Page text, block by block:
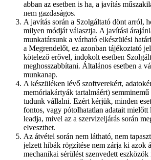
abban az esetben is ha, a javítás
nem gazdaságos.
A javítás során a Szolgáltató dönt arról,
milyen módját választja. A javítási
munkatársunk a várható elkészülési
a Megrendelőt, ez azonban tájékoztató
kötelező erővel, indokolt esetben
meghosszabbítani. Általános esetben a
munkanap.
A készüléken lévő szoftverekért,
memóriakártyák tartalmáért) semminemű
tudunk vállalni. Ezért kérjük, minden
fontos, vagy pótolhatatlan adatait mielőtt
leadja, mivel az a szervizeljárás során
elveszthet.
Az átvétel során nem látható, nem
jelzett hibák rögzítése nem zárja ki azok
mechanikai sérülést szenvedett eszközök